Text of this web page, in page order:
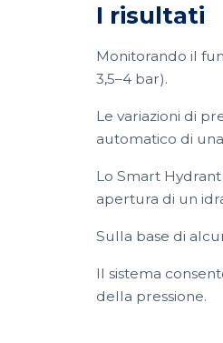
I risultati
Monitorando il
3,5–4 bar).
Le variazioni di
automatico di
Lo Smart
apertura di un
Sulla base di
Il sistema
della pressione.